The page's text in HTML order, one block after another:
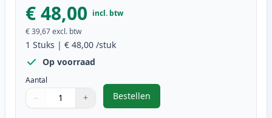
€ 48,00 incl. btw
€ 39,67excl. btw
1 Stuks | € 48,00 /stuk
Op voorraad
Aantal
Gebruik de knoppen om aan te passen
− +
1
Bestellen
,Brother DR3400 Drum (Ink Hero